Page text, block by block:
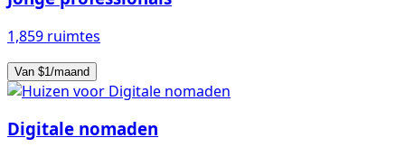
1,859 ruimtes
Van $1/maand
Digitale nomaden